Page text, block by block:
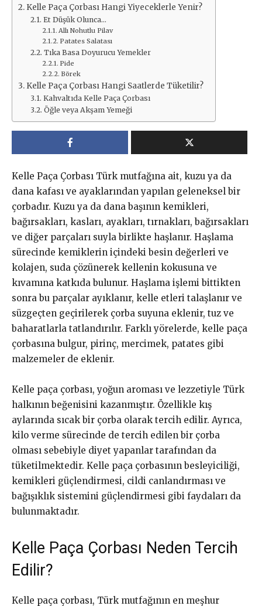
Kelle Paça Çorbası Hangi Yiyeceklerle Yenir?
Et Düşük Olunca…
Allı Nohutlu Pilav
Patates Salatası
Tıka Basa Doyurucu Yemekler
Pide
Börek
Kelle Paça Çorbası Hangi Saatlerde Tüketilir?
Kahvaltıda Kelle Paça Çorbası
Öğle veya Akşam Yemeği
Kelle Paça Çorbası Türk mutfağına ait, kuzu ya da
dana kafası ve ayaklarından yapılan geleneksel bir
çorbadır. Kuzu ya da dana başının kemikleri,
bağırsakları, kasları, ayakları, tırnakları, bağırsakları
ve diğer parçaları suyla birlikte haşlanır. Haşlama
sürecinde kemiklerin içindeki besin değerleri ve
kolajen, suda çözünerek kellenin kokusuna ve
kıvamına katkıda bulunur. Haşlama işlemi bittikten
sonra bu parçalar ayıklanır, kelle etleri talaşlanır ve
süzgeçten geçirilerek çorba suyuna eklenir, tuz ve
baharatlarla tatlandırılır. Farklı yörelerde, kelle paça
çorbasına bulgur, pirinç, mercimek, patates gibi
malzemeler de eklenir.
Kelle paça çorbası, yoğun aroması ve lezzetiyle Türk
halkının beğenisini kazanmıştır. Özellikle kış
aylarında sıcak bir çorba olarak tercih edilir. Ayrıca,
kilo verme sürecinde de tercih edilen bir çorba
olması sebebiyle diyet yapanlar tarafından da
tüketilmektedir. Kelle paça çorbasının besleyiciliği,
kemikleri güçlendirmesi, cildi canlandırması ve
bağışıklık sistemini güçlendirmesi gibi faydaları da
bulunmaktadır.
Kelle Paça Çorbası Neden Tercih
Edilir?
Kelle paça çorbası, Türk mutfağının en meşhur